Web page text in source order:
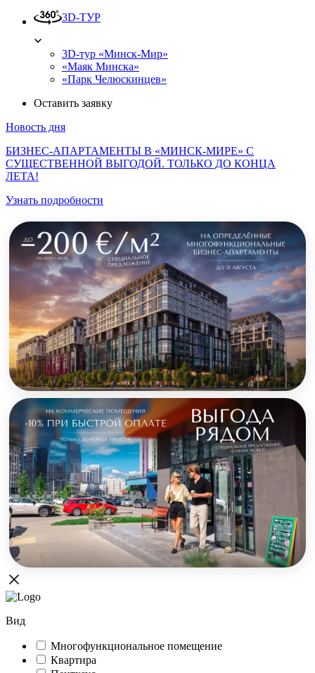
3D-ТУР
3D-тур «Минск-Мир»
«Маяк Минска»
«Парк Челюскинцев»
Оставить заявку
Новость дня
БИЗНЕС-АПАРТАМЕНТЫ В «МИНСК-МИРЕ» С
СУЩЕСТВЕННОЙ ВЫГОДОЙ. ТОЛЬКО ДО КОНЦА
ЛЕТА!
Узнать подробности
Вид
Многофункциональное помещение
Квартира